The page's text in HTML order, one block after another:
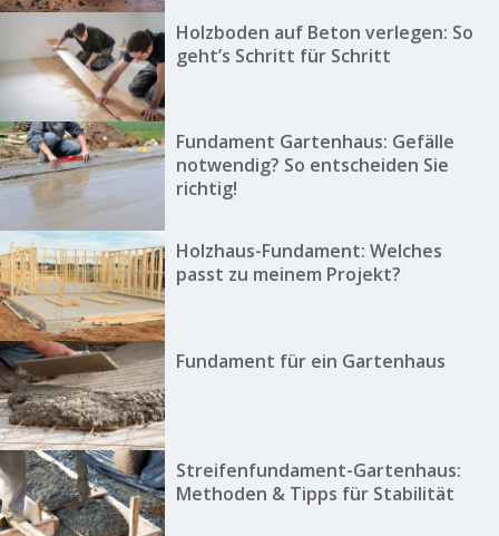
Holzboden auf Beton verlegen: So
geht’s Schritt für Schritt
Fundament Gartenhaus: Gefälle
notwendig? So entscheiden Sie
richtig!
Holzhaus-Fundament: Welches
passt zu meinem Projekt?
Fundament für ein Gartenhaus
Streifenfundament-Gartenhaus:
Methoden & Tipps für Stabilität